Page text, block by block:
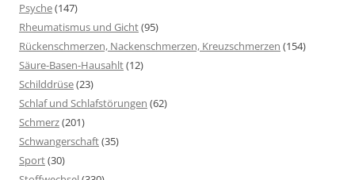
Psyche(147)
Rheumatismus und Gicht(95)
Rückenschmerzen, Nackenschmerzen, Kreuzschmerzen (154)
Säure-Basen-Hausahlt(12)
Schilddrüse(23)
Schlaf und Schlafstörungen (62)
Schmerz(201)
Schwangerschaft(35)
Sport(30)